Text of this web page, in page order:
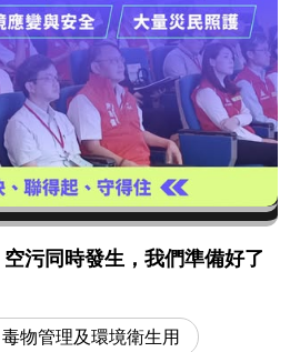
空污同時發生，我們準備好了
毒物管理及環境衛生用